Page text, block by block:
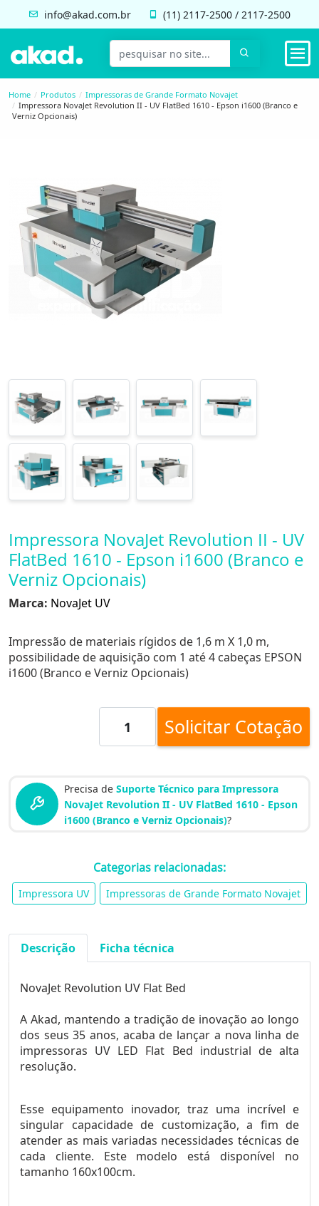
info@akad.com.br (11) 2117-2500 / 2117-2500
Home Produtos
Impressoras de Grande Formato Novajet
Impressora NovaJet Revolution II - UV FlatBed 1610 - Epson i1600 (Branco e
Verniz Opcionais)
Impressora NovaJet Revolution II - UV
FlatBed 1610 - Epson i1600 (Branco e
Verniz Opcionais)
Marca: NovaJet UV
Impressão de materiais rígidos de 1,6 m X 1,0 m,
possibilidade de aquisição com 1 até 4 cabeças EPSON
i1600 (Branco e Verniz Opcionais)
Solicitar Cotação
Precisa de Suporte Técnico para Impressora
NovaJet Revolution II - UV FlatBed 1610 - Epson
i1600 (Branco e Verniz Opcionais)?
Categorias relacionadas:
Impressora UV Impressoras de Grande Formato Novajet
Descrição Ficha técnica
NovaJet Revolution UV Flat Bed
A Akad, mantendo a tradição de inovação ao longo
dos seus 35 anos, acaba de lançar a nova linha de
impressoras UV LED Flat Bed industrial de alta
resolução.
Esse equipamento inovador, traz uma incrível e
singular capacidade de customização, a fim de
atender as mais variadas necessidades técnicas de
cada cliente. Este modelo está disponível no
tamanho 160x100cm.